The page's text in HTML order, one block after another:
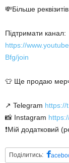
💸Більше
Підтримати канал:
https://
Bfg/join
👕 Ще продаю
↗️ Telegram https://
📸 Instagram
❗️Мій додатковий
Поділитись: